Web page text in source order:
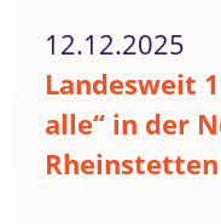
12.12.2025
Landesweit
alle“ in der
Rheinstetten